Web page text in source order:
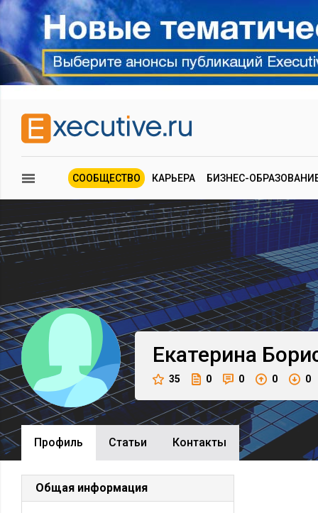
СООБЩЕСТВО КАРЬЕРА БИЗНЕС-
Екатерина
35 0 0 0 0
Профиль Cтатьи Контакты
Общая информация